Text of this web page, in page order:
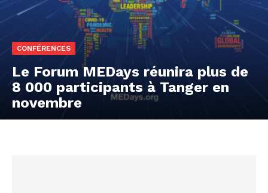
CONFÉRENCES
Le Forum MEDays réunira plus de
8 000 participants à Tanger en
novembre